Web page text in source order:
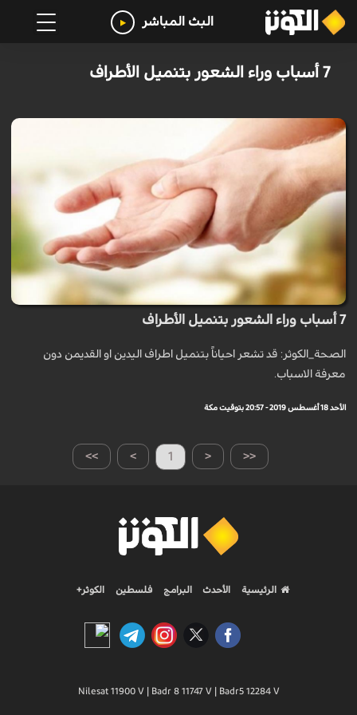
البث المباشر
7 أسباب وراء الشعور بتنميل الأطراف
7 أسباب وراء الشعور بتنميل الأطراف
الصحة_الكوثر: قد تشعر احياناً بتنميل اطراف اليدين او القديمن دون
معرفة الاسباب.
الأحد 18 أغسطس 2019 - 20:57 بتوقيت مكة
>> > 1 < <<
الرئيسية الأحدث البرامج فلسطين الكوثر+
Nilesat 11900 V | Badr 8 11747 V | Badr5 12284 V